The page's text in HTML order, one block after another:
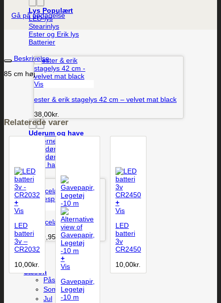
Lys
LED-lys
Stearinlys
Ester og Erik lys
Batterier
Vis
ester & erik stagelys 42 cm – velvet mat black
38,00kr.
Uderum og have
Lanterner
Udendørs krukker
Udendørs LED-lys
Øvrig have
Porcelæns Ærespris
249,95 kr.
Sæson
Påske
Sommer
Jul
Gå på opdagelse
Beskrivelse
85 cm høj
Relaterede varer
+
Vis
LED
batteri
3v –
CR2032
10,00kr.
+
Vis
Gavepapir,
Legetøj
-10 m
+
Vis
LED
batteri
3v
CR2450
10,00kr.